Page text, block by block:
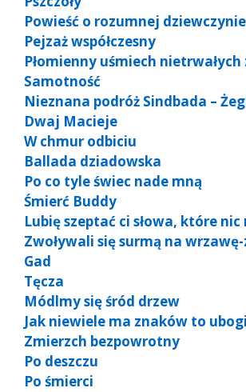
Powieść o rozumnej dziewczynie
Pejzaż współczesny
Płomienny uśmiech nietrwałych
Samotność
Nieznana podróż Sindbada –
Dwaj Macieje
W chmur odbiciu
Ballada dziadowska
Po co tyle świec nade mną
Śmierć Buddy
Lubię szeptać ci słowa, które nic
Zwoływali się surmą na
Gad
Tęcza
Módlmy się śród drzew
Jak niewiele ma znaków to
Zmierzch bezpowrotny
Po deszczu
Po śmierci